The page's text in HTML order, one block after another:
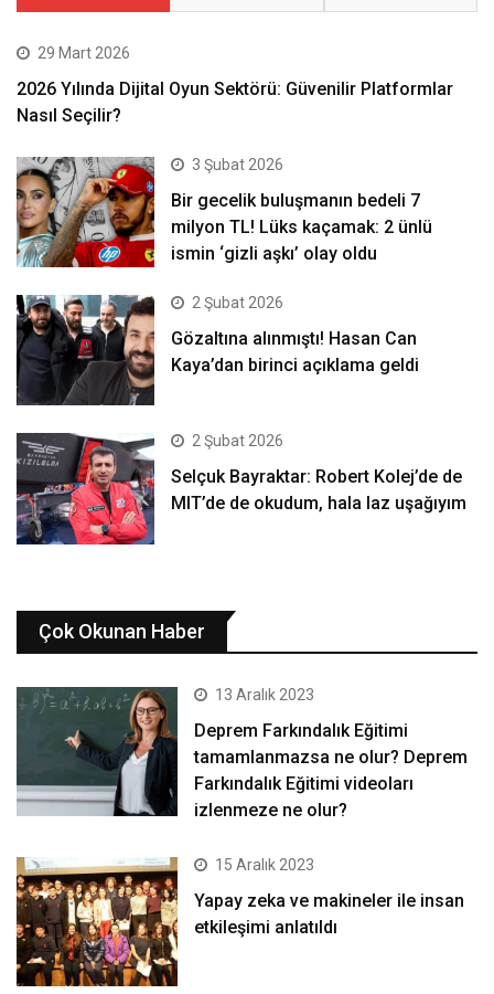
29 Mart 2026
2026 Yılında Dijital Oyun Sektörü: Güvenilir Platformlar
Nasıl Seçilir?
3 Şubat 2026
Bir gecelik buluşmanın bedeli 7
milyon TL! Lüks kaçamak: 2 ünlü
ismin ‘gizli aşkı’ olay oldu
2 Şubat 2026
Gözaltına alınmıştı! Hasan Can
Kaya’dan birinci açıklama geldi
2 Şubat 2026
Selçuk Bayraktar: Robert Kolej’de de
MIT’de de okudum, hala laz uşağıyım
Çok Okunan Haber
13 Aralık 2023
Deprem Farkındalık Eğitimi
tamamlanmazsa ne olur? Deprem
Farkındalık Eğitimi videoları
izlenmeze ne olur?
15 Aralık 2023
Yapay zeka ve makineler ile insan
etkileşimi anlatıldı